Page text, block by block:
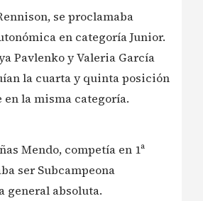
se proclamaba
en categoría Junior.
Pavlenko y Valeria García
la cuarta y quinta posición
la misma categoría.
Mendo, competía en 1ª
ser Subcampeona
general absoluta.